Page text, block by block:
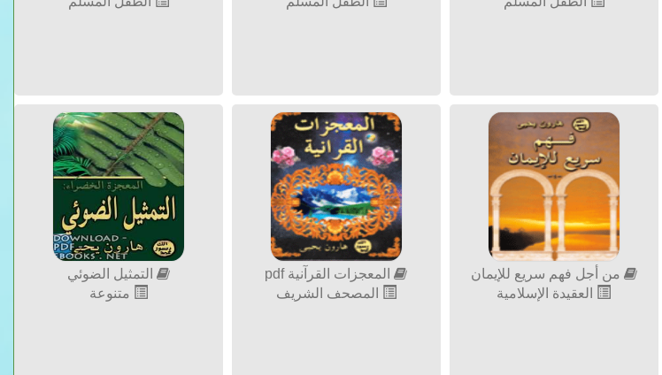
من أجل فهم سريع للإيمان
العقيدة الإسلامية
المعجزات القرآنية pdf
المصحف الشريف
التمثيل الضوئي
متنوعة